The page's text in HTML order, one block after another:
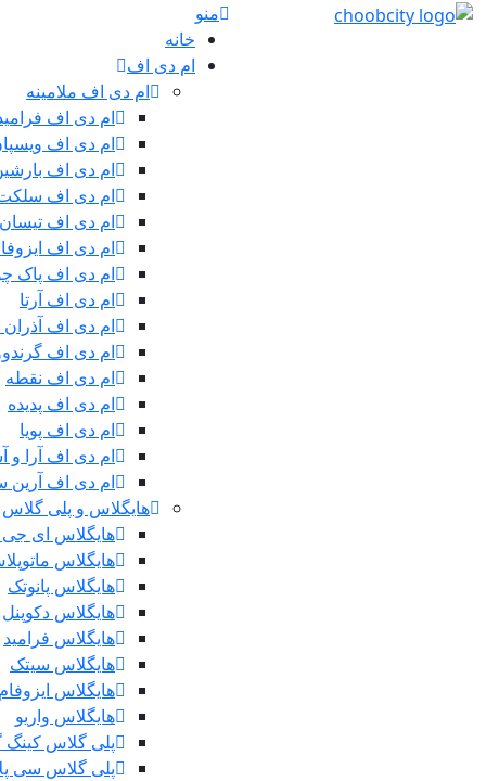
منو
خانه
ام دی اف
ام دی اف ملامینه
ام دی اف
ام دی اف
ام دی اف
ام دی اف
ام دی اف تیسان
ام دی اف
ام دی اف پاک
ام دی اف آرتا
ام دی اف
ام دی اف
ام دی اف نقطه
ام دی اف پدیده
ام دی اف پویا
ام دی اف آرا و
ام دی اف آرین
هایگلاس و پلی گلاس
هایگلاس ای
هایگلاس
هایگلاس پانوتک
هایگلاس دکوپنل
هایگلاس فرامید
هایگلاس سیتک
هایگلاس ایزوفام
هایگلاس واریو
پلی گلاس
پلی گلاس سی